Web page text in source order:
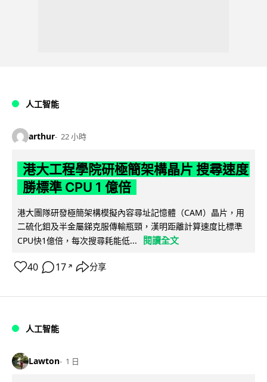
人工智能
arthur 22 小時
港大工程學院研極簡架構晶片 搜尋速度
勝標準 CPU 1 億倍
港大團隊研發極簡架構模擬內容尋址記憶體（CAM）晶片，用
二硫化鉬及半金屬銻克服傳輸瓶頸，漢明距離計算速度比標準
CPU快1億倍，每次搜尋耗能低...
閱讀全文
40 17 ↗ 分享
人工智能
Lawton 1 日